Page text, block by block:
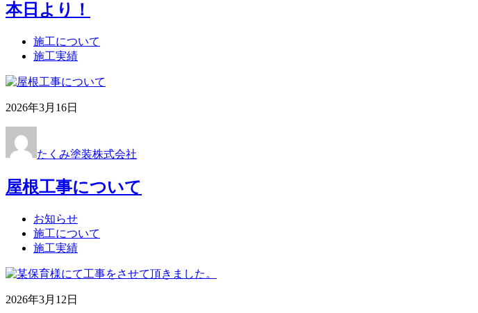
本日より！
施工について
施工実績
2026年3月16日
たくみ塗装株式会社
屋根工事について
お知らせ
施工について
施工実績
2026年3月12日